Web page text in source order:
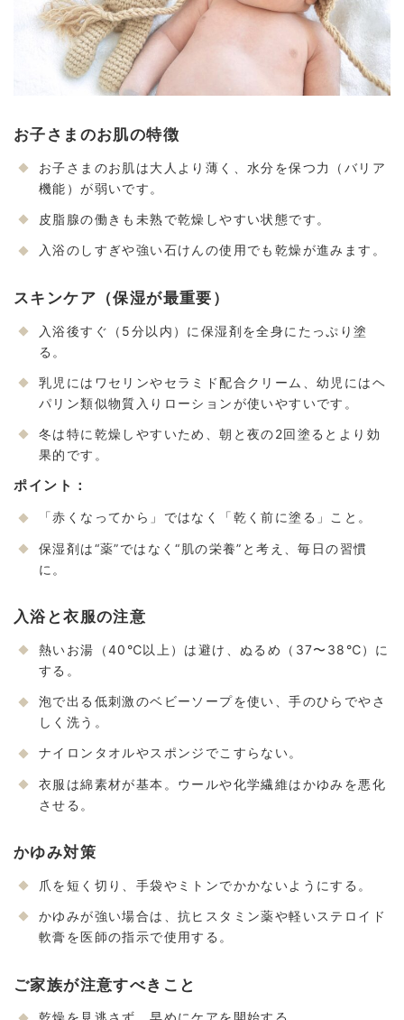
お子さまのお肌の特徴
お子さまのお肌は大人より薄く、水分を保つ力（バリア
機能）が弱いです。
皮脂腺の働きも未熟で乾燥しやすい状態です。
入浴のしすぎや強い石けんの使用でも乾燥が進みます。
スキンケア（保湿が最重要）
入浴後すぐ（5分以内）に保湿剤を全身にたっぷり塗
る。
乳児にはワセリンやセラミド配合クリーム、幼児にはヘ
パリン類似物質入りローションが使いやすいです。
冬は特に乾燥しやすいため、朝と夜の2回塗るとより効
果的です。
ポイント：
「赤くなってから」ではなく「乾く前に塗る」こと。
保湿剤は“薬”ではなく“肌の栄養”と考え、毎日の習慣
に。
入浴と衣服の注意
熱いお湯（40℃以上）は避け、ぬるめ（37〜38℃）に
する。
泡で出る低刺激のベビーソープを使い、手のひらでやさ
しく洗う。
ナイロンタオルやスポンジでこすらない。
衣服は綿素材が基本。ウールや化学繊維はかゆみを悪化
させる。
かゆみ対策
爪を短く切り、手袋やミトンでかかないようにする。
かゆみが強い場合は、抗ヒスタミン薬や軽いステロイド
軟膏を医師の指示で使用する。
ご家族が注意すべきこと